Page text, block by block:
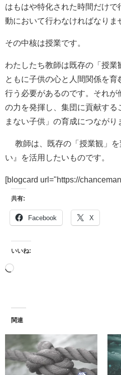
はもはや特化された時間だけ
動において行わなければなりま
その中核は授業です。
わたしたち教師は既存の「授業
ともに子供の心と人間関係を
行う必要があるのです。それが
の力を発揮し、集団に貢献する
まない子供」の育成につながり
教師は、既存の「授業観」を
い』を活用したいものです。
[blogcard url="https://
共有:
Facebook X
いいね:
関連